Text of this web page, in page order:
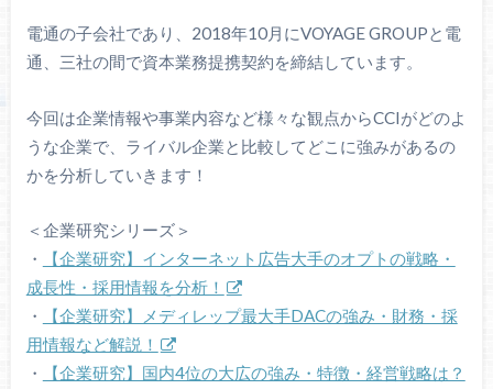
電通の子会社であり、2018年10月にVOYAGE GROUPと電
通、三社の間で資本業務提携契約を締結しています。
今回は企業情報や事業内容など様々な観点からCCIがどのよ
うな企業で、ライバル企業と比較してどこに強みがあるの
かを分析していきます！
＜企業研究シリーズ＞
・
【企業研究】インターネット広告大手のオプトの戦略・
成長性・採用情報を分析！
・
【企業研究】メディレップ最大手DACの強み・財務・採
用情報など解説！
・
【企業研究】国内4位の大広の強み・特徴・経営戦略は？